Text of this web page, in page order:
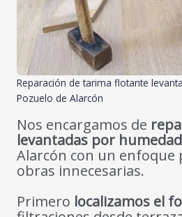
Reparación de tarima flotante
Pozuelo de Alarcón
Nos encargamos de
levantadas por
Alarcón con un enfoque
obras innecesarias.
Primero localizamos el